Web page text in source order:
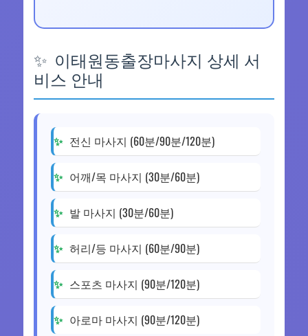
이태원동출장마사지 상세 서
비스 안내
전신 마사지 (60분/90분/120분)
어깨/목 마사지 (30분/60분)
발 마사지 (30분/60분)
허리/등 마사지 (60분/90분)
스포츠 마사지 (90분/120분)
아로마 마사지 (90분/120분)